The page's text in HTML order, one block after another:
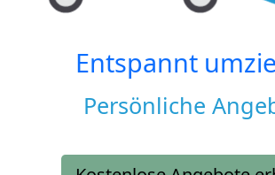
Entspannt
Persönliche